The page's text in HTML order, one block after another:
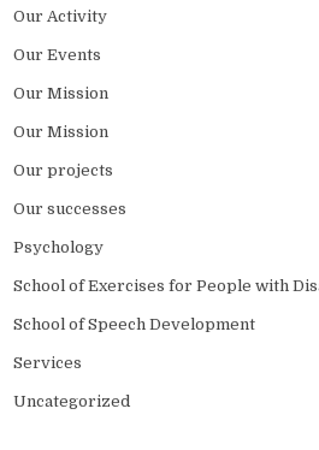
Our Activity
Our Events
Our Mission
Our Mission
Our projects
Our successes
Psychology
School of Exercises for People with
School of Speech Development
Services
Uncategorized